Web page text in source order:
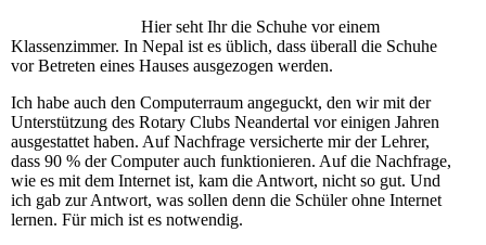
Hier seht Ihr die Schuhe vor einem
Klassenzimmer. In Nepal ist es üblich, dass überall die Schuhe
vor Betreten eines Hauses ausgezogen werden.
Ich habe auch den Computerraum angeguckt, den wir mit der
Unterstützung des Rotary Clubs Neandertal vor einigen Jahren
ausgestattet haben. Auf Nachfrage versicherte mir der Lehrer,
dass 90 % der Computer auch funktionieren. Auf die Nachfrage,
wie es mit dem Internet ist, kam die Antwort, nicht so gut. Und
ich gab zur Antwort, was sollen denn die Schüler ohne Internet
lernen. Für mich ist es notwendig.